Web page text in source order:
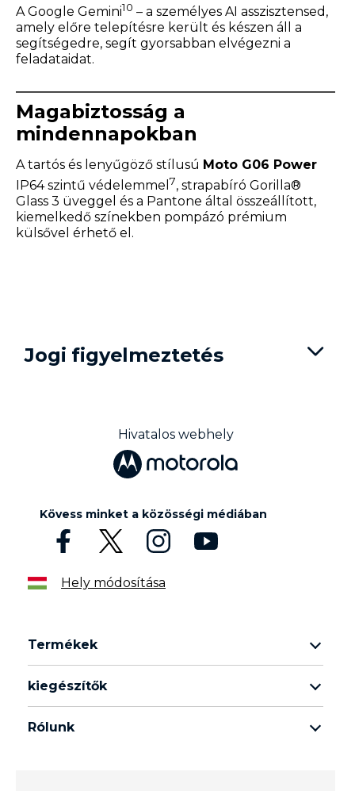
A Google Gemini10 – a személyes AI asszisztensed,
amely előre telepítésre került és készen áll a
segítségedre, segít gyorsabban elvégezni a
feladataidat.
Magabiztosság a
mindennapokban
A tartós és lenyűgöző stílusú Moto G06 Power
IP64 szintű védelemmel 7, strapabíró Gorilla®
Glass 3 üveggel és a Pantone által összeállított,
kiemelkedő színekben pompázó prémium
külsővel érhető el.
Jogi figyelmeztetés
Hivatalos webhely
Kövess minket a közösségi médiában
Hely módosítása
Termékek
g termékcsalád
kiegészítők
Rólunk